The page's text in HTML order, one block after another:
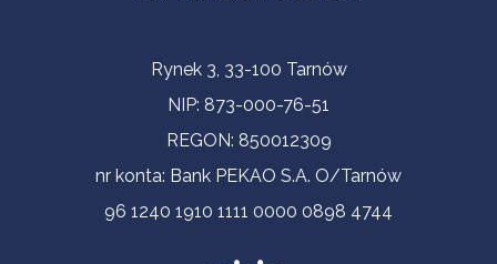
Informacje kontaktoweRynek 3, 33-100 Tarnów
NIP: 873-000-76-51
REGON: 850012309
nr konta: Bank PEKAO S.A. O/Tarnów
96 1240 1910 1111 0000 0898 4744